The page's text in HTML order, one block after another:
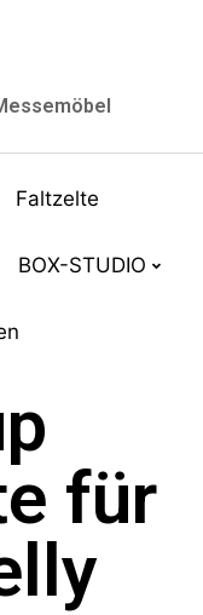
Faltzelte
BOX-STUDIO
für